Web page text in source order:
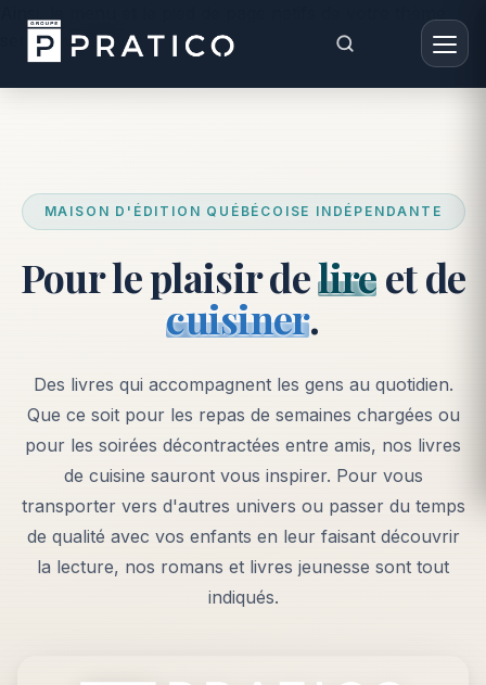
seront conservés. -->
MAISON D'ÉDITION QUÉBÉCOISE INDÉPENDANTE
Pour le plaisir delireet de
cuisiner.
Des livres qui accompagnent les gens au quotidien.
Que ce soit pour les repas de semaines chargées ou
pour les soirées décontractées entre amis, nos livres
de cuisine sauront vous inspirer. Pour vous
transporter vers d'autres univers ou passer du temps
de qualité avec vos enfants en leur faisant découvrir
la lecture, nos romans et livres jeunesse sont tout
indiqués.